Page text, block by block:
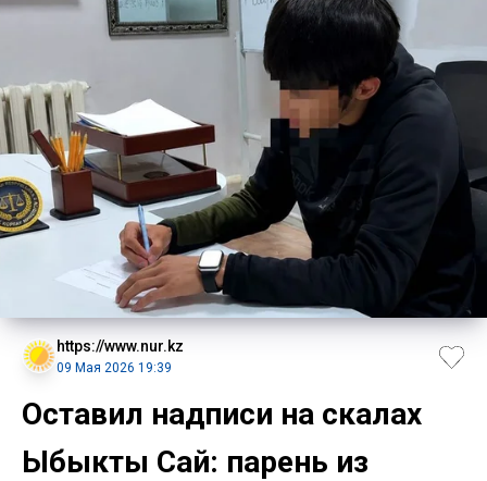
https://www.nur.kz
09 Мая 2026 19:39
Оставил надписи на скалах
Ыбыкты Сай: парень из